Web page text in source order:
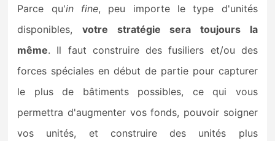
Parce qu'in fine, peu importe le type d'unités
disponibles, votre stratégie sera toujours la
même. Il faut construire des fusiliers et/ou des
forces spéciales en début de partie pour capturer
le plus de bâtiments possibles, ce qui vous
permettra d'augmenter vos fonds, pouvoir soigner
vos unités, et construire des unités plus